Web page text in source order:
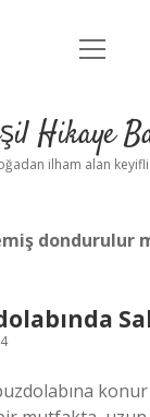
Anasayfa
Yasal Uyarı
menüyü
Hikaye
ilham alan
dondurulur